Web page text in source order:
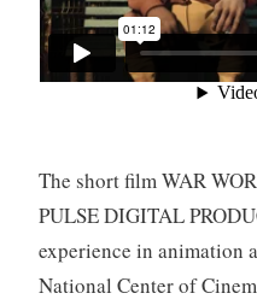
The short film WAR
PULSE DIGITAL
experience in animation
National Center of